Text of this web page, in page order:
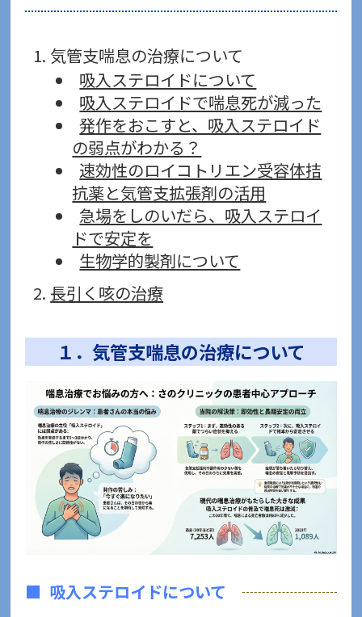
気管支喘息の治療について
吸入ステロイドについて
吸入ステロイドで喘息死が減った
発作をおこすと、吸入ステロイド
の弱点がわかる？
速効性のロイコトリエン受容体拮
抗薬と気管支拡張剤の活用
急場をしのいだら、吸入ステロイ
ドで安定を
生物学的製剤について
長引く咳の治療
１．気管支喘息の治療について
吸入ステロイドについて